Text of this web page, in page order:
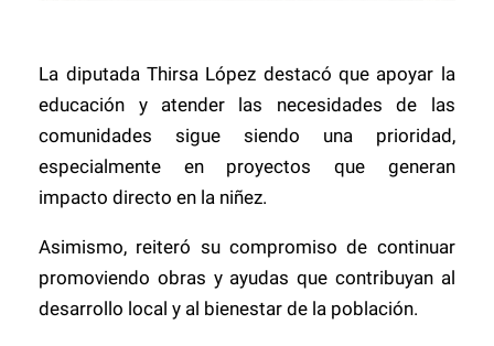
La diputada Thirsa López destacó que apoyar la
educación y atender las necesidades de las
comunidades sigue siendo una prioridad,
especialmente en proyectos que generan
impacto directo en la niñez.
Asimismo, reiteró su compromiso de continuar
promoviendo obras y ayudas que contribuyan al
desarrollo local y al bienestar de la población.